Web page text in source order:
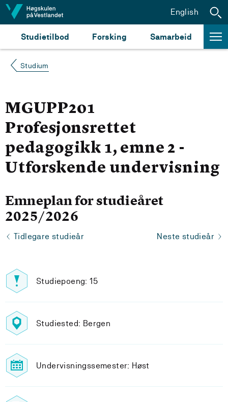
Hopp til innhald
Studietilbod Forsking Samarbeid
English
Studium
MGUPP201
Profesjonsrettet
pedagogikk 1, emne 2 -
Utforskende undervisning
Emneplan for studieåret
2025/2026
Tidlegare studieår Neste studieår
Studiepoeng: 15
Studiested: Bergen
Undervisningssemester: Høst